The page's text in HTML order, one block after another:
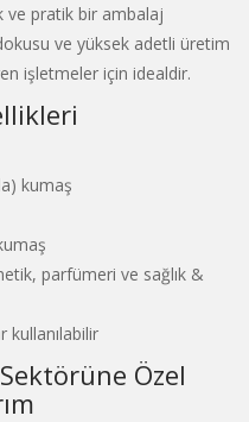
pratik bir ambalaj
ve yüksek adetli üretim
işletmeler için idealdir.
kumaş
parfümeri ve sağlık &
kullanılabilir
Özel